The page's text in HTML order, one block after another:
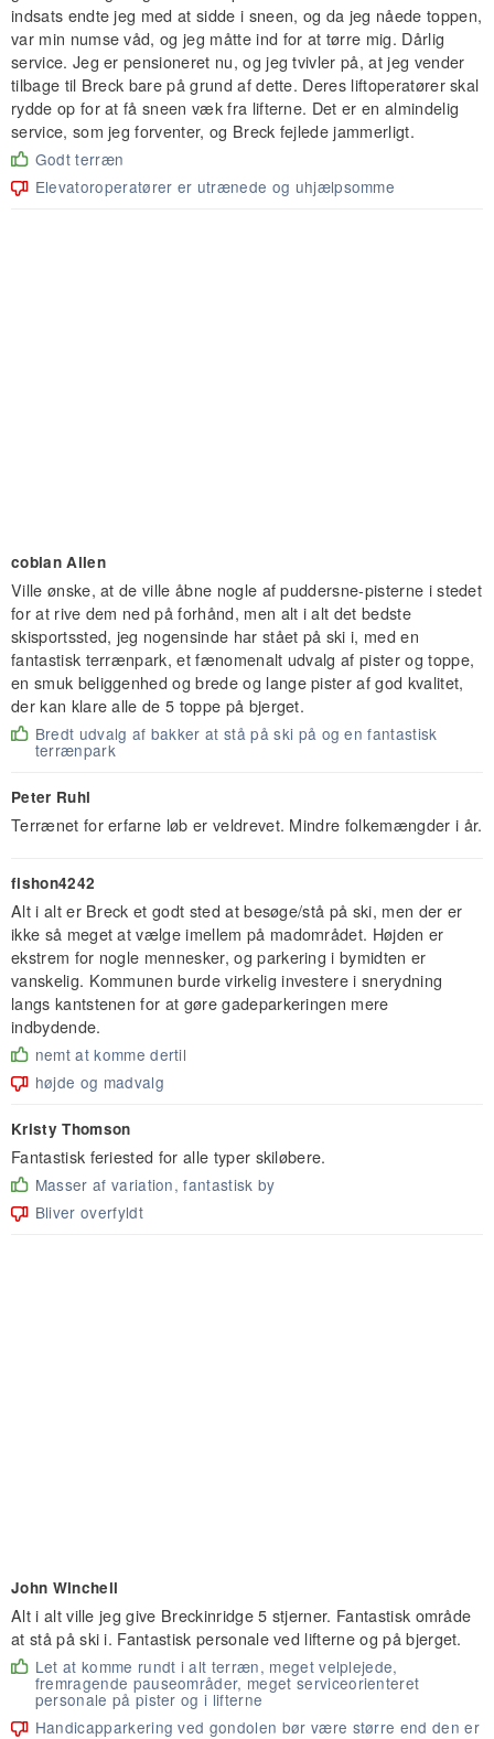
indsats endte jeg med at sidde i sneen, og da jeg nåede toppen,
var min numse våd, og jeg måtte ind for at tørre mig. Dårlig
service. Jeg er pensioneret nu, og jeg tvivler på, at jeg vender
tilbage til Breck bare på grund af dette. Deres liftoperatører skal
rydde op for at få sneen væk fra lifterne. Det er en almindelig
service, som jeg forventer, og Breck fejlede jammerligt.
Godt terræn
Elevatoroperatører er utrænede og uhjælpsomme
cobian Allen
Ville ønske, at de ville åbne nogle af puddersne-pisterne i stedet
for at rive dem ned på forhånd, men alt i alt det bedste
skisportssted, jeg nogensinde har stået på ski i, med en
fantastisk terrænpark, et fænomenalt udvalg af pister og toppe,
en smuk beliggenhed og brede og lange pister af god kvalitet,
der kan klare alle de 5 toppe på bjerget.
Bredt udvalg af bakker at stå på ski på og en fantastisk
terrænpark
Peter Ruhl
Terrænet for erfarne løb er veldrevet. Mindre folkemængder i år.
fishon4242
Alt i alt er Breck et godt sted at besøge/stå på ski, men der er
ikke så meget at vælge imellem på madområdet. Højden er
ekstrem for nogle mennesker, og parkering i bymidten er
vanskelig. Kommunen burde virkelig investere i snerydning
langs kantstenen for at gøre gadeparkeringen mere
indbydende.
nemt at komme dertil
højde og madvalg
Kristy Thomson
Fantastisk feriested for alle typer skiløbere.
Masser af variation, fantastisk by
Bliver overfyldt
John Winchell
Alt i alt ville jeg give Breckinridge 5 stjerner. Fantastisk område
at stå på ski i. Fantastisk personale ved lifterne og på bjerget.
Let at komme rundt i alt terræn, meget velplejede,
fremragende pauseområder, meget serviceorienteret
personale på pister og i lifterne
Handicapparkering ved gondolen bør være større end den er